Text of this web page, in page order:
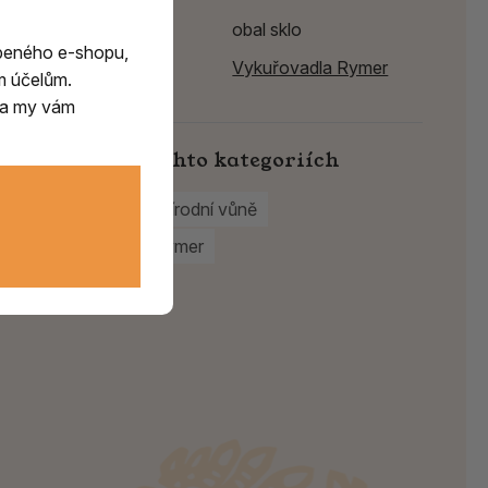
obal sklo
Výrobce:
Vykuřovadla Rymer
Najdete v těchto kategoriích
Přírodní vůně
Vykuřovadla Rymer
e-shopu,
účelům.
my vám